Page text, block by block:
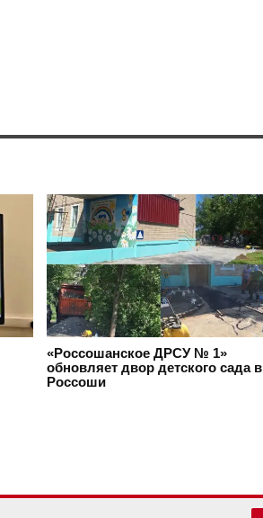
«Россошанское ДРСУ № 1»
обновляет двор детского сада в
Россоши